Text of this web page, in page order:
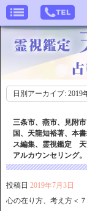
日別アーカイブ: 2019
三条市、燕市、見附
国、天龍知裕著、本
ス編集、霊視鑑定
アルカウンセリング。
投稿日 2019年7月3日
心の在り方、考え方＜